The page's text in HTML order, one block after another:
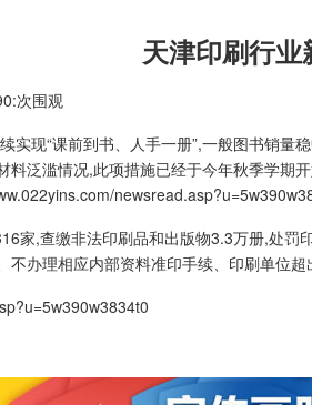
天津印刷行
次围观
现“课前到书、人手一册”,一般图书销量
泛滥情况,此项措施已经于今年秋季学
,查缴非法印刷品和出版物3.3万册,处罚
办理相应内部资料准印手续、印刷单位超